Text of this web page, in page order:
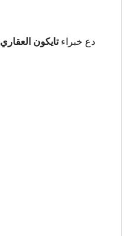
دع خبراءتايكون العقاري